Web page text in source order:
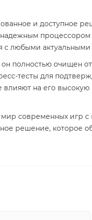
и доступное
с любыми
полностью очищен
тесты для
на его
современных игр
решение, которое